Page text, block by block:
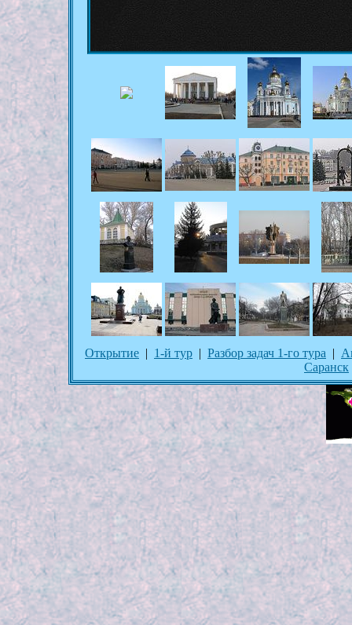
Открытие | 1-й тур | Разбор задач 1-го тура |
Саранск